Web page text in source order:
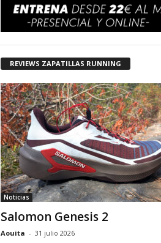
REVIEWS ZAPATILLAS RUNNING
Noticias
Salomon Genesis 2
Aouita - 31 julio 2026